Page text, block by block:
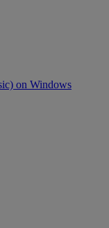
on Windows